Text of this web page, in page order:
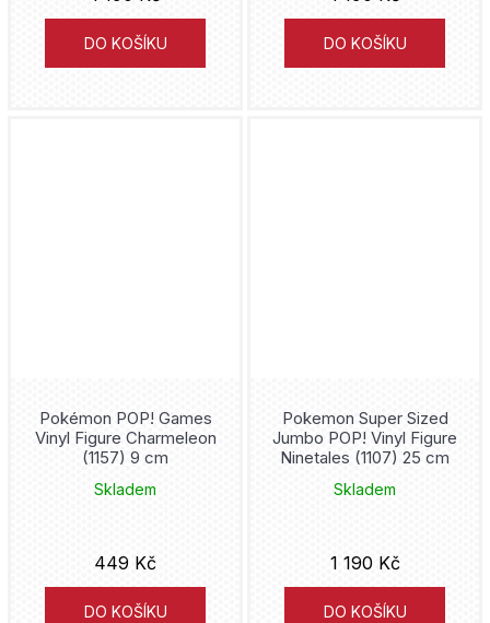
DO KOŠÍKU DO KOŠÍKU
Pokémon POP! Games
Vinyl Figure Charmeleon
(1157) 9 cm
Skladem
449 Kč
DO KOŠÍKU
Pokemon Super Sized
Jumbo POP! Vinyl Figure
Ninetales (1107) 25 cm
Skladem
1 190 Kč
DO KOŠÍKU